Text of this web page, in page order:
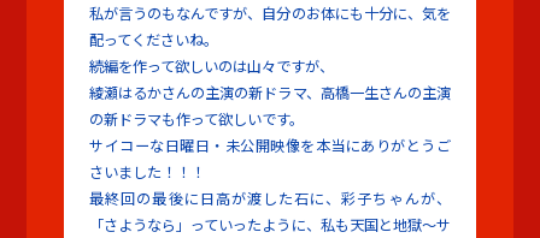
私が言うのもなんですが、自分のお体にも十分に、気を
配ってくださいね。
続編を作って欲しいのは山々ですが、
綾瀬はるかさんの主演の新ドラマ、高橋一生さんの主演
の新ドラマも作って欲しいです。
サイコーな日曜日・未公開映像を本当にありがとうご
さいました！！！
最終回の最後に日高が渡した石に、彩子ちゃんが、
「さようなら」っていったように、私も天国と地獄～サ